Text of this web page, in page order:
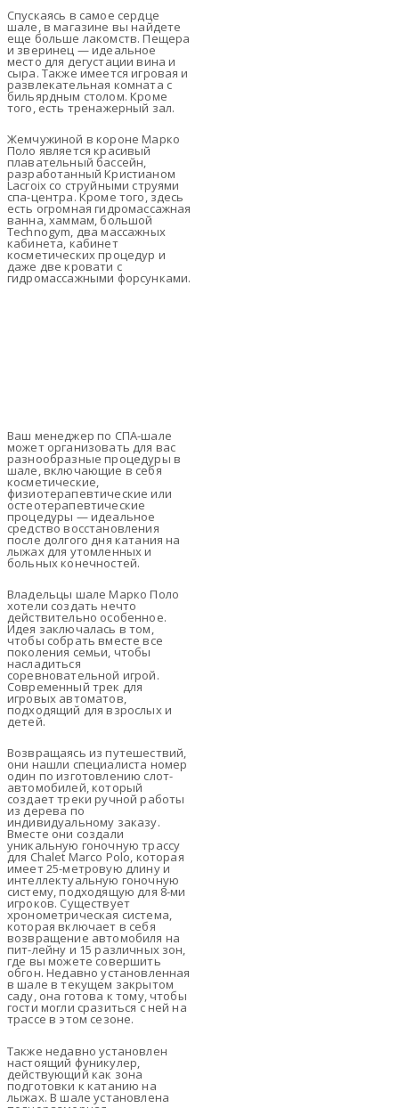
Спускаясь в самое сердце
шале, в магазине вы найдете
еще больше лакомств. Пещера
и зверинец — идеальное
место для дегустации вина и
сыра. Также имеется игровая и
развлекательная комната с
бильярдным столом. Кроме
того, есть тренажерный зал.
Жемчужиной в короне Марко
Поло является красивый
плавательный бассейн,
разработанный Кристианом
Lacroix со струйными струями
спа-центра. Кроме того, здесь
есть огромная гидромассажная
ванна, хаммам, большой
Technogym, два массажных
кабинета, кабинет
косметических процедур и
даже две кровати с
гидромассажными форсунками.
Ваш менеджер по СПА-шале
может организовать для вас
разнообразные процедуры в
шале, включающие в себя
косметические,
физиотерапевтические или
остеотерапевтические
процедуры — идеальное
средство восстановления
после долгого дня катания на
лыжах для утомленных и
больных конечностей.
Владельцы шале Марко Поло
хотели создать нечто
действительно особенное.
Идея заключалась в том,
чтобы собрать вместе все
поколения семьи, чтобы
насладиться
соревновательной игрой.
Современный трек для
игровых автоматов,
подходящий для взрослых и
детей.
Возвращаясь из путешествий,
они нашли специалиста номер
один по изготовлению слот-
автомобилей, который
создает треки ручной работы
из дерева по
индивидуальному заказу.
Вместе они создали
уникальную гоночную трассу
для Chalet Marco Polo, которая
имеет 25-метровую длину и
интеллектуальную гоночную
систему, подходящую для 8-ми
игроков. Существует
хронометрическая система,
которая включает в себя
возвращение автомобиля на
пит-лейну и 15 различных зон,
где вы можете совершить
обгон. Недавно установленная
в шале в текущем закрытом
саду, она готова к тому, чтобы
гости могли сразиться с ней на
трассе в этом сезоне.
Также недавно установлен
настоящий фуникулер,
действующий как зона
подготовки к катанию на
лыжах. В шале установлена